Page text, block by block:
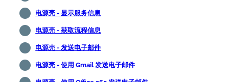
电源壳 - 显示服务信息
电源壳 - 获取流程信息
电源壳 - 发送电子邮件
电源壳 - 使用 Gmail 发送电子邮件